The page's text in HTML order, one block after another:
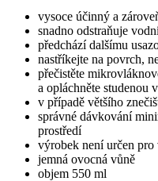
vysoce účinný a
snadno odstraňuje
předchází dalšímu
nastříkejte na povrch,
přečistěte
a opláchněte studenou
v případě většího
správné dávkování
prostředí
výrobek není určen pro
jemná ovocná vůně
objem 550 ml